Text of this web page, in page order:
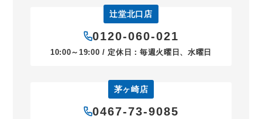
辻堂北口店
0120-060-021
10:00～19:00 / 定休日：毎週火曜日、水曜日
茅ヶ崎店
0467-73-9085